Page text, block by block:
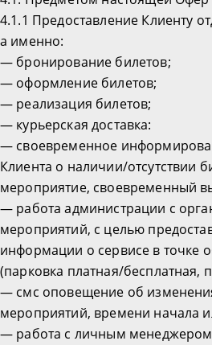
4.1.1 Предоставление Клиенту
а именно:
— бронирование билетов;
— оформление билетов;
— реализация билетов;
— курьерская доставка:
— своевременное
Клиента о наличии/отсутствии
мероприятие, своевременный
— работа администрации с
мероприятий, с целью
информации о сервисе в точке
(парковка платная/бесплатная,
— смс оповещение об
мероприятий, времени начала
— работа с личным